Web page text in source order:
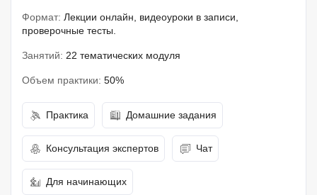
Формат: Лекции онлайн, видеоуроки в записи,
проверочные тесты.
Занятий: 22 тематических модуля
Объем практики: 50%
Практика Домашние задания
Консультация экспертов Чат
Для начинающих